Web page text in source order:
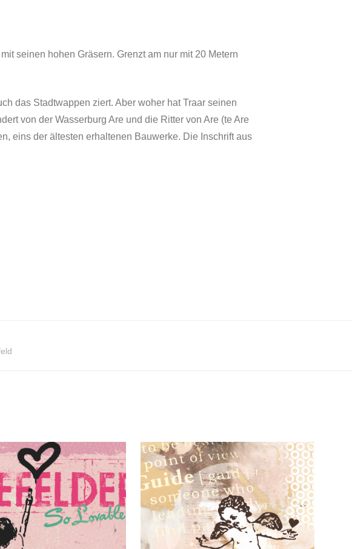
seinen hohen Gräsern. Grenzt am nur mit 20 Metern
das Stadtwappen ziert. Aber woher hat Traar seinen
von der Wasserburg Are und die Ritter von Are (te Are
eins der ältesten erhaltenen Bauwerke. Die Inschrift aus